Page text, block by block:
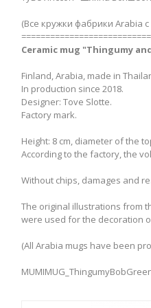
(Все кружки фабрики Arabia
Ceramic mug "Thingumy
Finland, Arabia, made in
In production since 2018.
Designer: Tove Slotte.
Factory mark.
Height: 8 cm, diameter of the
According to the factory, the
Without chips, damages and
The original illustrations from
were used for the decoration
(All Arabia mugs have been